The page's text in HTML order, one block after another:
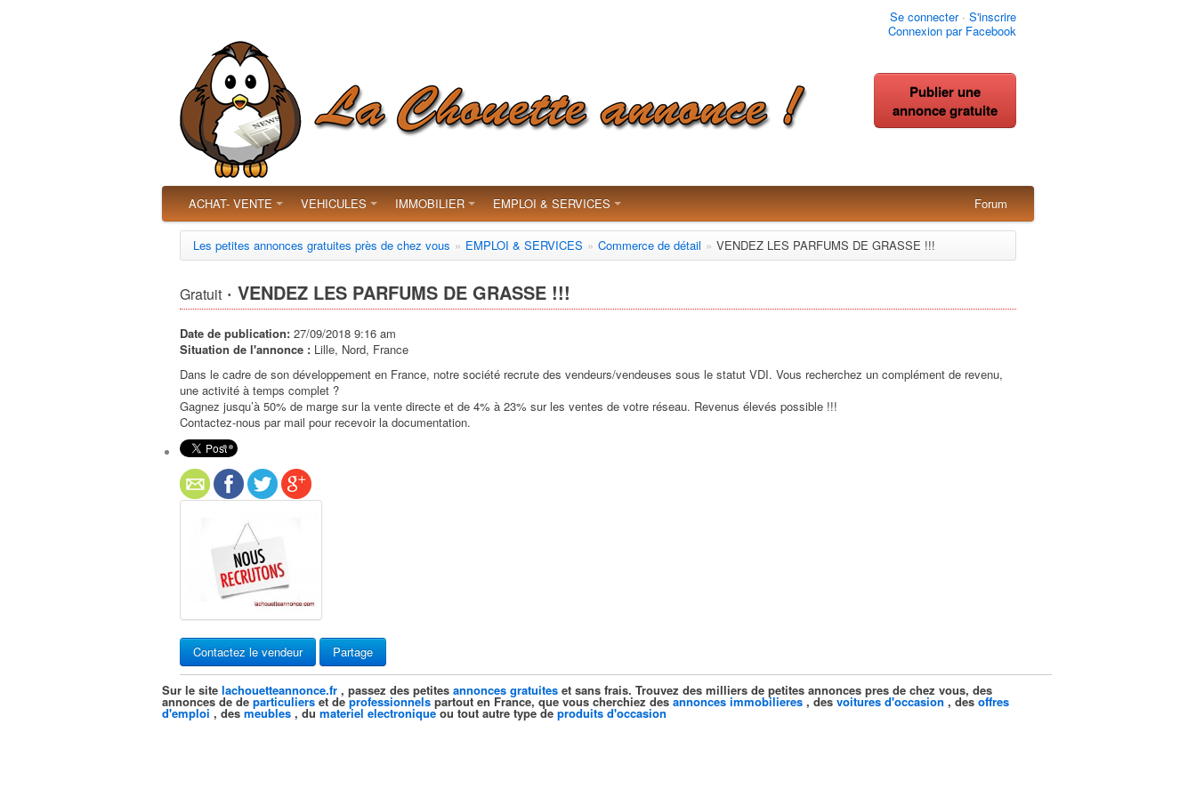
Se connecter· S'inscrire
Connexion par Facebook
Publier une
annonce gratuite
ACHAT- VENTE VEHICULES IMMOBILIER EMPLOI & SERVICES Forum
Les petites annonces gratuites près de chez vous » EMPLOI & SERVICES » Commerce de détail » VENDEZ LES PARFUMS DE GRASSE !!!
Gratuit · VENDEZ LES PARFUMS DE GRASSE !!!
Date de publication: 27/09/2018 9:16 am
Situation de l'annonce : Lille, Nord, France
Dans le cadre de son développement en France, notre société recrute des vendeurs/vendeuses sous le statut VDI. Vous recherchez un complément de revenu,
une activité à temps complet ?
Gagnez jusqu’à 50% de marge sur la vente directe et de 4% à 23% sur les ventes de votre réseau. Revenus élevés possible !!!
Contactez-nous par mail pour recevoir la documentation.
Contactez le vendeur Partage
Sur le site lachouetteannonce.fr , passez des petites annonces gratuites et sans frais. Trouvez des milliers de petites annonces pres de chez vous, des
annonces de de particuliers et deprofessionnels partout en France, que vous cherchiez des annonces immobilieres , des voitures d'occasion , des offres
d'emploi , des meubles , du materiel electroniqueou tout autre type de produits d'occasion